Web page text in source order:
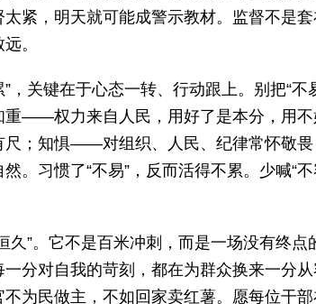
紧，明天就可能成警示教材。监督不是
。
”，关键在于心态一转、行动跟上。别把“
重——权力来自人民，用好了是本分，用
尺；知惧——对组织、人民、纪律常怀敬畏
。习惯了“不易”，反而活得不累。少喊“
久”。它不是百米冲刺，而是一场没有终
分对自我的苛刻，都在为群众换来一分从
为民做主，不如回家卖红薯。愿每位干部